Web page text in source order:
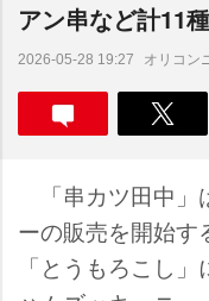
アン串など計11
2026-05-28 19:27 オリコン
「串カツ田中」
ーの販売を開始す
「とうもろこし